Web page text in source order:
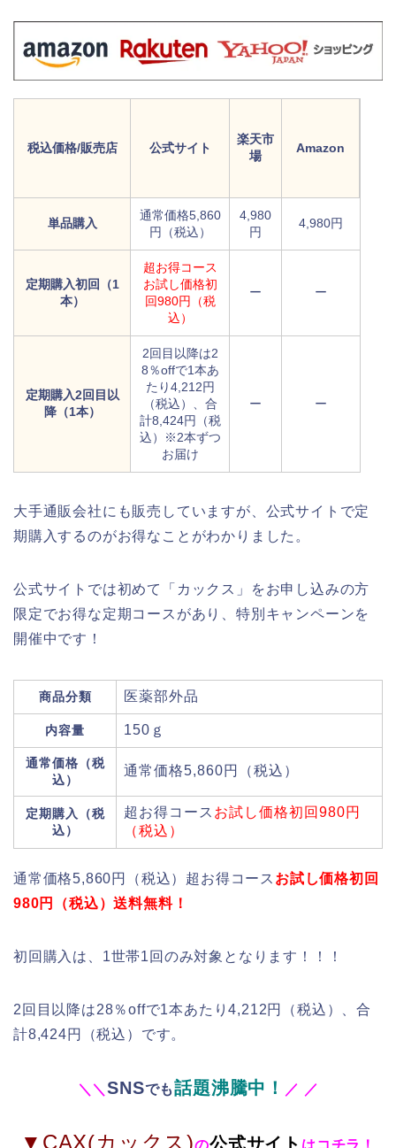
税込価格/販売店 公式サイト
楽天市
場
Amazon
単品購入
通常価格5,860
円（税込）
4,980
円
4,980円
定期購入初回（1
本）
超お得コース
お試し価格初
回980円（税
込）
ー ー
定期購入2回目以
降（1本）
2回目以降は2
8％offで1本あ
たり4,212円
（税込）、合
計8,424円（税
込）※2本ずつ
お届け
ー ー
大手通販会社にも販売していますが、公式サイトで定
期購入するのがお得なことがわかりました。
公式サイトでは初めて「カックス」をお申し込みの方
限定でお得な定期コースがあり、特別キャンペーンを
開催中です！
商品分類 医薬部外品
内容量 150ｇ
通常価格（税
込）
通常価格5,860円（税込）
定期購入（税
込）
超お得コース お試し価格初回980円
（税込）
通常価格5,860円（税込）超お得コース お試し価格初回
980円（税込）送料無料！
初回購入は、1世帯1回のみ対象となります！！！
2回目以降は28％offで1本あたり4,212円（税込）、合
計8,424円（税込）です。
＼ ＼SNSでも話題沸騰中！ ／ ／
▼CAX(カックス)の公式サイト はコチラ！